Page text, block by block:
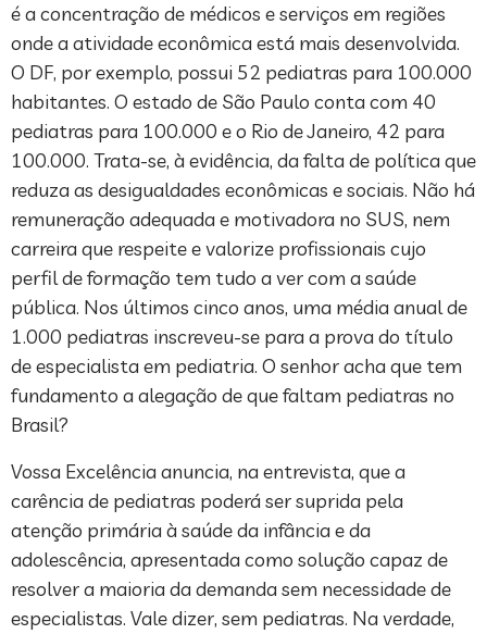
é a concentração de médicos e serviços em regiões
onde a atividade econômica está mais desenvolvida.
O DF, por exemplo, possui 52 pediatras para 100.000
habitantes. O estado de São Paulo conta com 40
pediatras para 100.000 e o Rio de Janeiro, 42 para
100.000. Trata-se, à evidência, da falta de política que
reduza as desigualdades econômicas e sociais. Não há
remuneração adequada e motivadora no SUS, nem
carreira que respeite e valorize profissionais cujo
perfil de formação tem tudo a ver com a saúde
pública. Nos últimos cinco anos, uma média anual de
1.000 pediatras inscreveu-se para a prova do título
de especialista em pediatria. O senhor acha que tem
fundamento a alegação de que faltam pediatras no
Brasil?
Vossa Excelência anuncia, na entrevista, que a
carência de pediatras poderá ser suprida pela
atenção primária à saúde da infância e da
adolescência, apresentada como solução capaz de
resolver a maioria da demanda sem necessidade de
especialistas. Vale dizer, sem pediatras. Na verdade,